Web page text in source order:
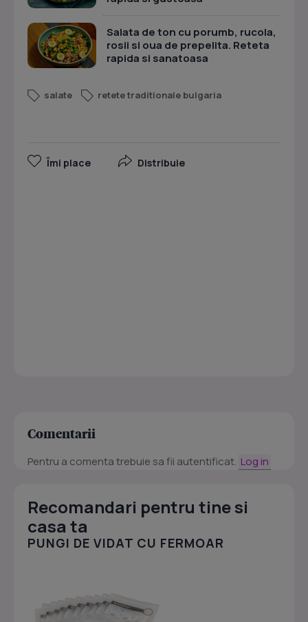
Salata de ton cu porumb, rucola,
rosii si oua de prepelita. Reteta
rapida si sanatoasa
salate retete traditionale bulgaria
Îmi place Distribuie
Comentarii
Pentru a comenta trebuie sa fii autentificat. Log in
Recomandari pentru tine si
casa ta
PUNGI DE VIDAT CU FERMOAR